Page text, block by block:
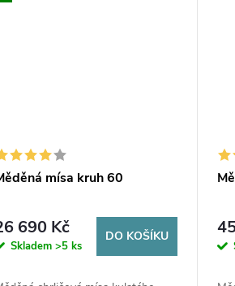
mísa kruh 60
690 Kč
Skladem>5 ks
DO KOŠÍKU